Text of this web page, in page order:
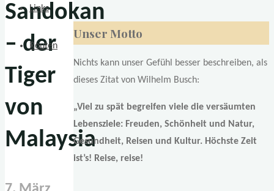
Links
Routen
Sandokan
– der
Tiger
von
Malaysia
Unser Motto
Nichts kann unser Gefühl besser beschreiben, als
dieses Zitat von Wilhelm Busch:
„Viel zu spät begreifen viele die versäumten
Lebensziele: Freuden, Schönheit und Natur,
Gesundheit, Reisen und Kultur. Höchste Zeit
ist’s! Reise, reise!